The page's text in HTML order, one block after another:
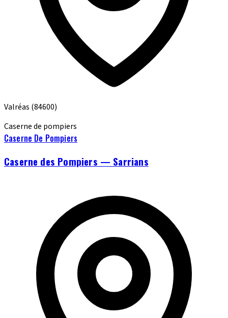
Valréas (84600)
Caserne de pompiers
Caserne De Pompiers
Caserne des Pompiers — Sarrians